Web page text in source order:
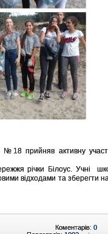
№18 прийняв активну
річки Білоус. Учні
відходами та зберегти
Коментарів: 0